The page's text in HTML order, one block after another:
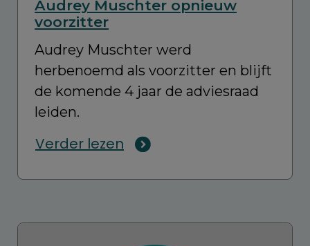
Audrey Muschter opnieuw
voorzitter
Audrey Muschter werd
herbenoemd als voorzitter en blijft
de komende 4 jaar de adviesraad
leiden.
Verder lezen